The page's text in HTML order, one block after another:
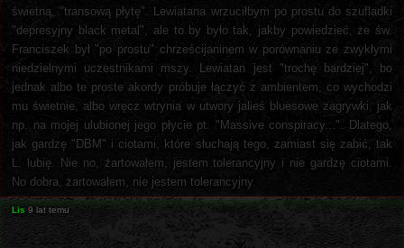
świetną, "transową płytę". Lewiatana wrzuciłbym po prostu do szufladki
"depresyjny black metal", ale to by było tak, jakby powiedzieć, że św.
Franciszek był "po prostu" chrześcijaninem w porównaniu ze zwykłymi
niedzielnymi uczestnikami mszy. Lewiatan jest "trochę bardziej", bo
jednak albo te proste akordy próbuje łączyć z ambientem, co wychodzi
mu świetnie, albo wręcz wtrynia w utwory jalieś bluesowe zagrywki, jak
np. na mojej ulubionej jego płycie pt. "Massive conspiracy...". Dlatego,
jak gardzę "DBM" i ciotami, które słuchają tego, zamiast się zabić, tak
L. lubię. Nie no, żartowałem, jestem tolerancyjny i nie gardzę ciotami.
No dobra, żartowałem, nie jestem tolerancyjny.
Lis 9 lat temu